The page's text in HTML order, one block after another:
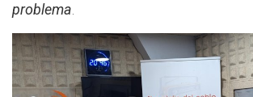
problema